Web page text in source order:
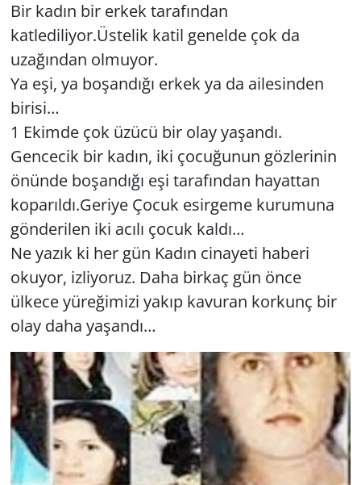
Bir kadın bir erkek tarafından
katlediliyor.Üstelik katil genelde çok da
uzağından olmuyor.
Ya eşi, ya boşandığı erkek ya da ailesinden
birisi…
1 Ekimde çok üzücü bir olay yaşandı.
Gencecik bir kadın, iki çocuğunun gözlerinin
önünde boşandığı eşi tarafından hayattan
koparıldı.Geriye Çocuk esirgeme kurumuna
gönderilen iki acılı çocuk kaldı…
Ne yazık ki her gün Kadın cinayeti haberi
okuyor, izliyoruz. Daha birkaç gün önce
ülkece yüreğimizi yakıp kavuran korkunç bir
olay daha yaşandı…
GÜNDEM
HABERDE İNSAN
KÜLTÜR SANAT
MAGAZİN
POLİTİKA
RESMİ İLANLAR
SAĞLIK
SİYASET
SPOR
Yerel